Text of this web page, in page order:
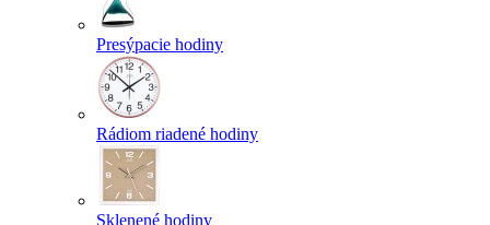
Presýpacie hodiny
Rádiom riadené hodiny
Sklenené hodiny